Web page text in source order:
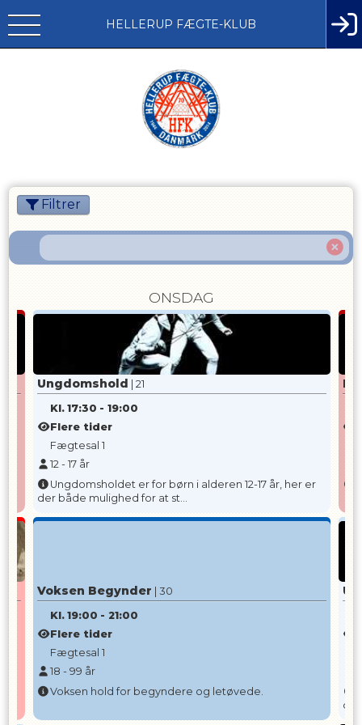
HELLERUP FÆGTE-KLUB
Filtrer
ONSDAG
Ungdomshold
| 21
Kl. 17:30 -19:00
Flere tider
Fægtesal 1
12 -17 år
Ungdomsholdet er for børn i alderen 12-17 år, her er
der både mulighed for at st...
Voksen Begynder
| 30
Kl. 19:00 -21:00
Flere tider
Fægtesal 1
18 -99 år
Voksen hold for begyndere og letøvede.